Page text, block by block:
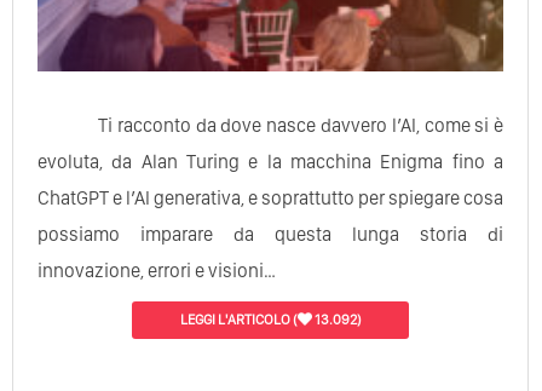
Ti racconto da dove nasce davvero l’AI, come si è
evoluta, da Alan Turing e la macchina Enigma fino a
ChatGPT e l’AI generativa, e soprattutto per spiegare cosa
possiamo imparare da questa lunga storia di
innovazione, errori e visioni…
LEGGI L'ARTICOLO( 13.092)